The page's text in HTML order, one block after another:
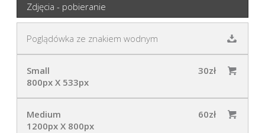
Zdjęcia - pobieranie
Poglądówka ze znakiem wodnym
Small
800px X 533px
30zł
Medium
1200px X 800px
60zł